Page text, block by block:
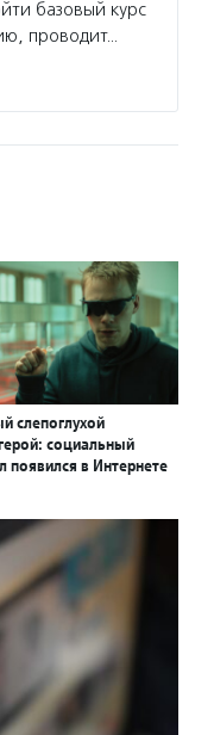
базовый курс
проводит…
слепоглухой
социальный
появился в Интернете